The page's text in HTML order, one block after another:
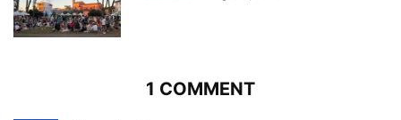
1 COMMENT